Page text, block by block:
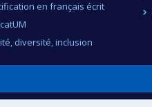
en français écrit
diversité, inclusion